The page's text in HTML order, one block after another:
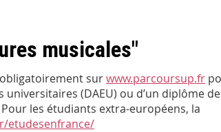
musicales"
surwww.parcoursup.fr
(DAEU) ou d’un diplôme
les étudiants extra-européens, la
etudesenfrance/